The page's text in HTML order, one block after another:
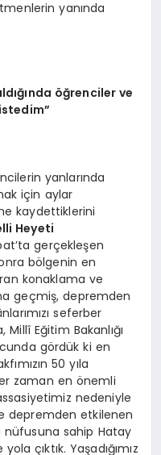
yanında
öğrenciler ve
yanlarında
için aylar
kaydettiklerini
Heyeti
gerçekleşen
bölgenin en
konaklama ve
geçmiş, depremden
seferber
Eğitim Bakanlığı
gördük ki en
50 yıla
zaman en önemli
nedeniyle
depremden etkilenen
nüfusuna sahip Hatay
çıktık. Yaşadığımız